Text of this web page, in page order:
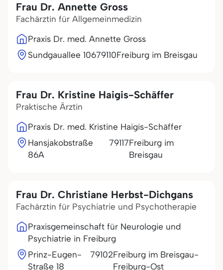
Frau Dr. Annette Gross
Fachärztin für Allgemeinmedizin
Praxis Dr. med. Annette Gross
Sundgauallee 10679110Freiburg im Breisgau
Frau Dr. Kristine Haigis-Schäffer
Praktische Ärztin
Praxis Dr. med. Kristine Haigis-Schäffer
Hansjakobstraße
86A
79117Freiburg im
Breisgau
Frau Dr. Christiane Herbst-Dichgans
Fachärztin für Psychiatrie und Psychotherapie
Praxisgemeinschaft für Neurologie und
Psychiatrie in Freiburg
Prinz-Eugen-
Straße 18
79102Freiburg im Breisgau-
Freiburg-Ost